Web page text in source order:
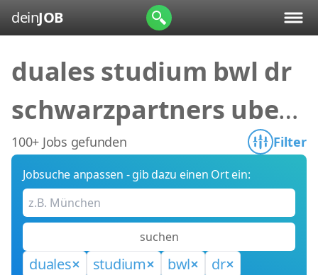
deinJOB
duales studium bwl dr
schwarzpartners uber
co
100+ Jobs gefunden Filter
Jobsuche anpassen - gib dazu einen Ort ein:
suchen
duales studium bwl
dr